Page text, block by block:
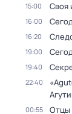
15:00 Своя
16:00
16:20
19:00
19:40
22:40
00:55 Отцы